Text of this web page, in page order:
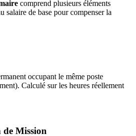
comprend plusieurs éléments
salaire de base pour compenser la
occupant le même poste
Calculé sur les heures réellement
Mission